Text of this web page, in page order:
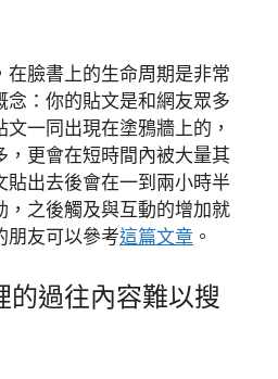
在臉書上的生命周期是非常
念：你的貼文是和網友眾多
一同出現在塗鴉牆上的，
，更會在短時間內被大量其
貼出去後會在一到兩小時半
，之後觸及與互動的增加就
朋友可以參考這篇文章 。
的過往內容難以搜